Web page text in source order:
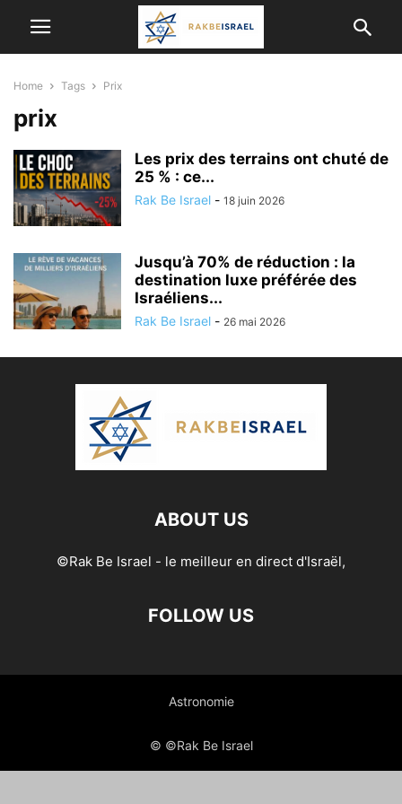
Home Tags Prix
prix
Les prix des terrains ont chuté de
25 % : ce...
Rak Be Israel - 18 juin 2026
Jusqu’à 70% de réduction : la
destination luxe préférée des
Israéliens...
Rak Be Israel - 26 mai 2026
ABOUT US
©Rak Be Israel - le meilleur en direct d'Israël,
FOLLOW US
Astronomie
© ©Rak Be Israel